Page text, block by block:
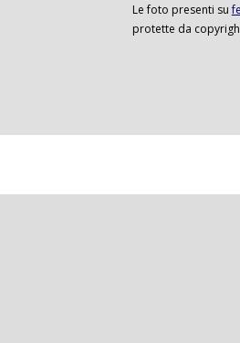
Le foto presenti su
protette da